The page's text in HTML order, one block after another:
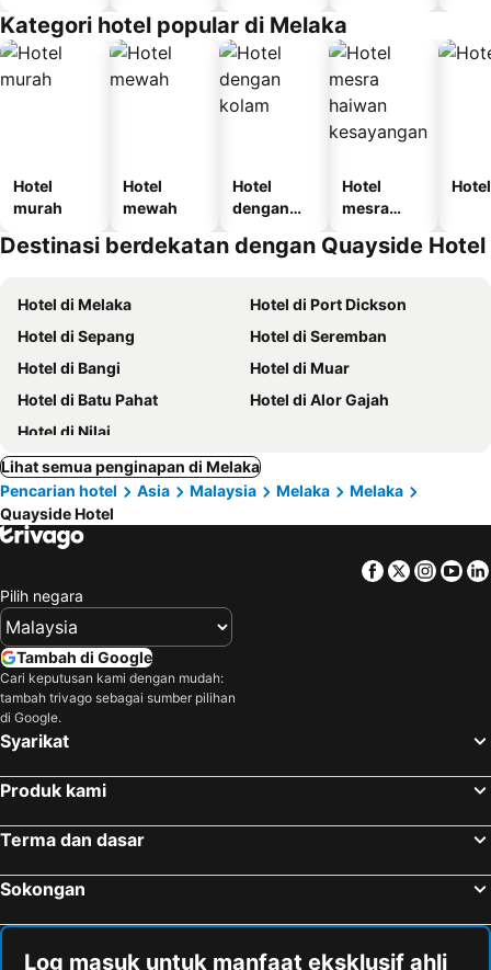
Kategori hotel popular di Melaka
Hotel
murah
Hotel
mewah
Hotel
dengan
Hotel
mesra
kesayanga
Destinasi berdekatan dengan Quayside Hotel
Hotel di Melaka
Hotel di Port Dickson
Hotel di Sepang
Hotel di Seremban
Hotel di Bangi
Hotel di Muar
Hotel di Batu Pahat
Hotel di Alor Gajah
Hotel di Nilai
Lihat semua penginapan di Melaka
Pencarian hotel
Asia Malaysia Melaka
Melaka
Quayside Hotel
Facebook
Twitter
Pilih negara
Tambah di Google
Cari keputusan kami dengan mudah:
tambah trivago sebagai sumber pilihan
di Google.
Syarikat
Produk kami
Terma dan dasar
Sokongan
Log masuk untuk manfaat eksklusif ahli